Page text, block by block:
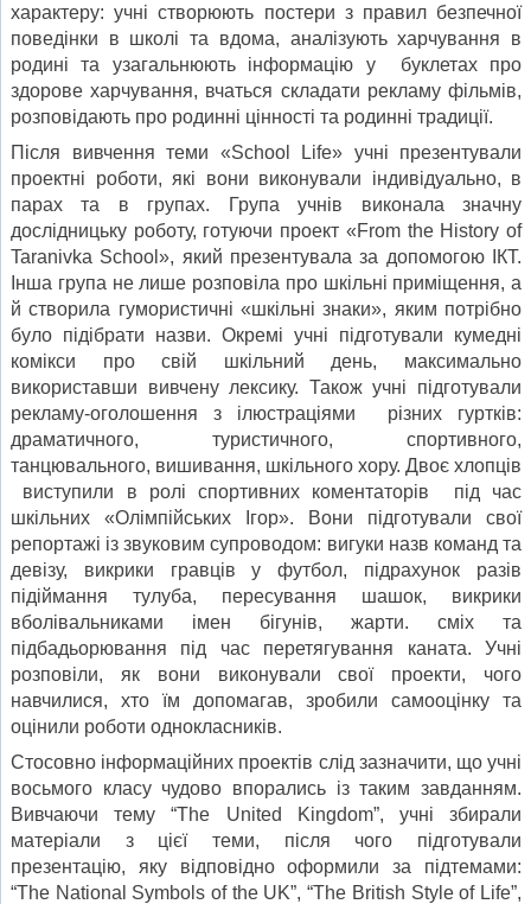
характеру: учні створюють постери з правил безпечної
поведінки в школі та вдома, аналізують харчування в
родині та узагальнюють інформацію у буклетах про
здорове харчування, вчаться складати рекламу фільмів,
розповідають про родинні цінності та родинні традиції.
Після вивчення теми «School Life» учні презентували
проектні роботи, які вони виконували індивідуально, в
парах та в групах. Група учнів виконала значну
дослідницьку роботу, готуючи проект «From the History of
Taranivka School», який презентувала за допомогою ІКТ.
Інша група не лише розповіла про шкільні приміщення, а
й створила гумористичні «шкільні знаки», яким потрібно
було підібрати назви. Окремі учні підготували кумедні
комікси про свій шкільний день, максимально
використавши вивчену лексику. Також учні підготували
рекламу-оголошення з ілюстраціями різних гуртків:
драматичного, туристичного, спортивного,
танцювального, вишивання, шкільного хору. Двоє хлопців
виступили в ролі спортивних коментаторів під час
шкільних «Олімпійських Ігор». Вони підготували свої
репортажі із звуковим супроводом: вигуки назв команд та
девізу, викрики гравців у футбол, підрахунок разів
підіймання тулуба, пересування шашок, викрики
вболівальниками імен бігунів, жарти. сміх та
підбадьорювання під час перетягування каната. Учні
розповіли, як вони виконували свої проекти, чого
навчилися, хто їм допомагав, зробили самооцінку та
оцінили роботи однокласників.
Стосовно інформаційних проектів слід за­значити, що учні
восьмого класу чудово впорались із таким завданням.
Вивчаючи тему “The United Kingdom”, учні збирали
матеріали з цієї те­ми, після чого підготували
презентацію, яку відповідно оформили за підтемами:
“The National Symbols of the UK”, “The British Style of Life”,